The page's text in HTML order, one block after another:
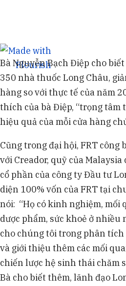
Bà Nguyễn Bạch Điệp cho
350 nhà thuốc Long Châu,
hàng so với thực tế của năm
thích của bà Điệp, “trọng tâm
hiệu quả của mỗi cửa hàng
Cũng trong đại hội, FRT công
với Creador, quỹ của Malaysia
cổ phần của công ty Đầu tư
diện 100% vốn của FRT tại
nói: “Họ có kinh nghiệm, mối
dược phẩm, sức khoẻ ở nhiều
cho chúng tôi trong phân
và giới thiệu thêm các mối
chiến lược hệ sinh thái chăm
Bà cho biết thêm, lãnh đạo